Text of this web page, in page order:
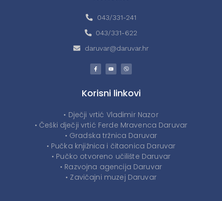
043/331-241
043/331-622
daruvar@daruvar.hr
Korisni linkovi
• Dječji vrtić Vladimir Nazor
• Češki dječji vrtić Ferde Mravenca Daruvar
• Gradska tržnica Daruvar
• Pučka knjižnica i čitaonica Daruvar
• Pučko otvoreno učilište Daruvar
• Razvojna agencija Daruvar
• Zavičajni muzej Daruvar